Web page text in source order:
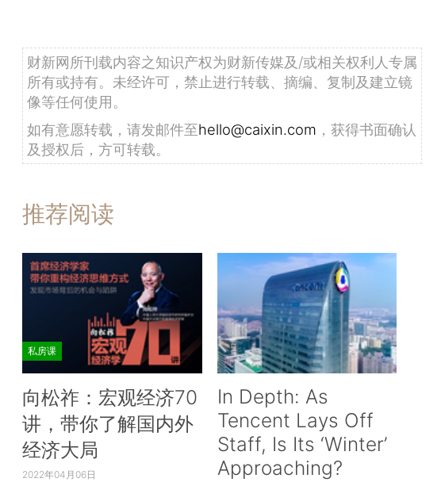
财新网所刊载内容之知识产权为财新传媒及/或相关权利人专属
所有或持有。未经许可，禁止进行转载、摘编、复制及建立镜
像等任何使用。
如有意愿转载，请发邮件至hello@caixin.com ，获得书面确认
及授权后，方可转载。
推荐阅读
私房课
向松祚：宏观经济70
讲，带你了解国内外
经济大局
2022年04月06日
In Depth: As
Tencent Lays Off
Staff, Is Its ‘Winter’
Approaching?